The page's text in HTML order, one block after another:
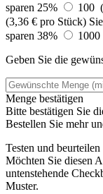
sparen 25%
100
(3,36 € pro Stück)
sparen 38%
Geben Sie die
Menge bestätigen
Bitte bestätigen Sie
Bestellen Sie mehr
Testen und
Möchten Sie diesen
untenstehende
Muster.